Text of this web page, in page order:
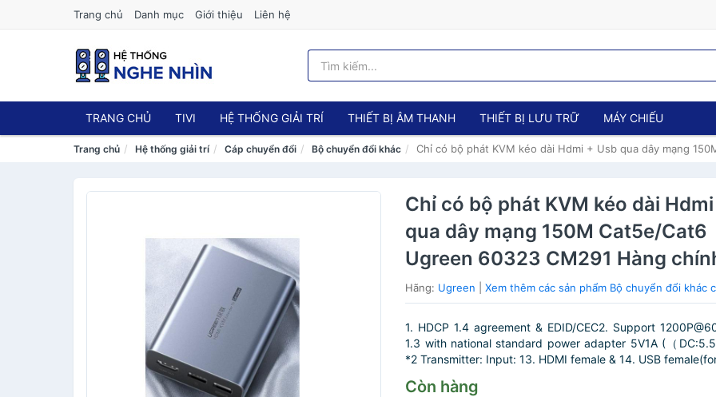
Trang chủ Danh mục Giới thiệu Liên hệ
TRANG CHỦ TIVI HỆ THỐNG GIẢI TRÍ THIẾT BỊ ÂM THANH THIẾT BỊ LƯU TRỮ MÁY CHIẾU
Trang chủ Hệ thống giải trí Cáp chuyển đổi Bộ chuyển đổi khác Chỉ có bộ phát KVM kéo dài Hdmi + Usb qua dây mạng
Chỉ có bộ phát KVM kéo dài
qua dây mạng 150M Cat5e/Cat6
Ugreen 60323 CM291 Hàng
Hãng: Ugreen |Xem thêm các sản phẩm Bộ chuyển đổi khác
1. HDCP 1.4 agreement & EDID/CEC2. Support
1.3 with national standard power adapter 5V1A (（
*2 Transmitter: Input: 13. HDMI female & 14. USB
Còn hàng